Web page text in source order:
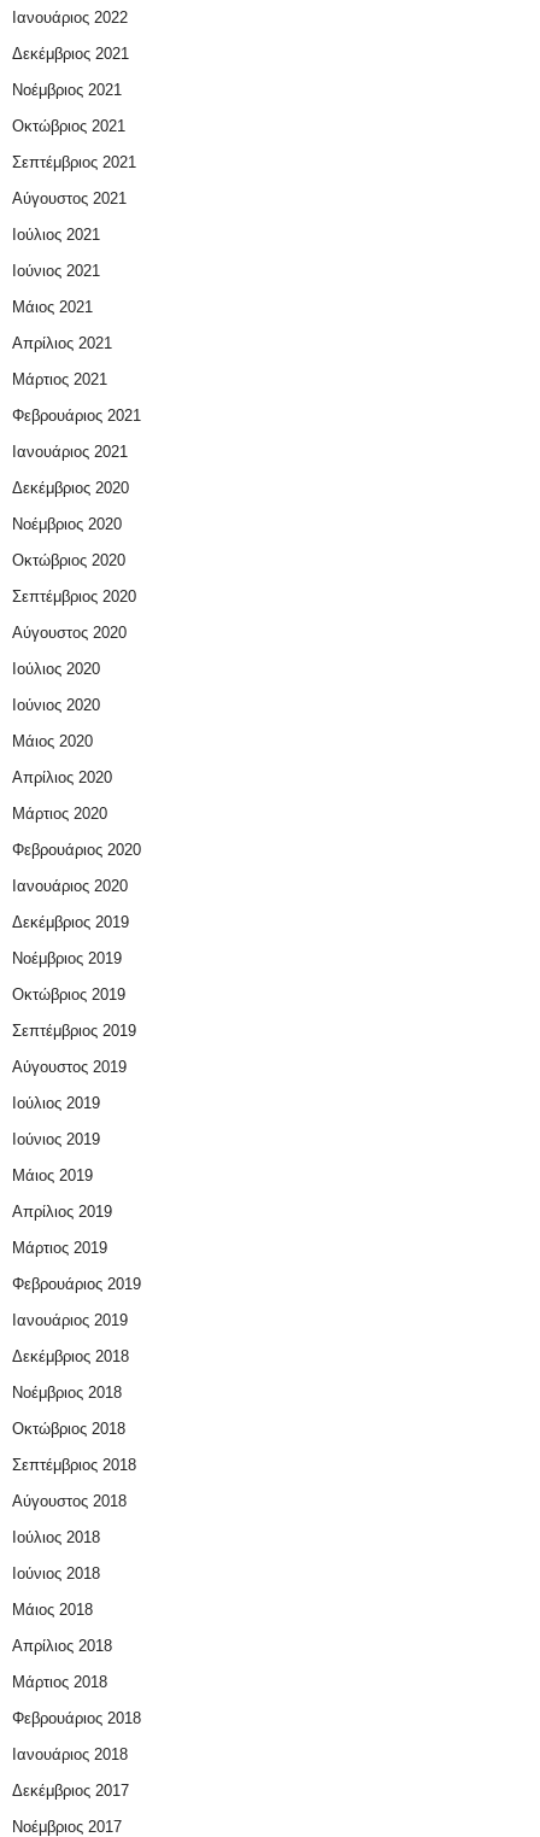
Ιανουάριος 2022
Δεκέμβριος 2021
Νοέμβριος 2021
Οκτώβριος 2021
Σεπτέμβριος 2021
Αύγουστος 2021
Ιούλιος 2021
Ιούνιος 2021
Μάιος 2021
Απρίλιος 2021
Μάρτιος 2021
Φεβρουάριος 2021
Ιανουάριος 2021
Δεκέμβριος 2020
Νοέμβριος 2020
Οκτώβριος 2020
Σεπτέμβριος 2020
Αύγουστος 2020
Ιούλιος 2020
Ιούνιος 2020
Μάιος 2020
Απρίλιος 2020
Μάρτιος 2020
Φεβρουάριος 2020
Ιανουάριος 2020
Δεκέμβριος 2019
Νοέμβριος 2019
Οκτώβριος 2019
Σεπτέμβριος 2019
Αύγουστος 2019
Ιούλιος 2019
Ιούνιος 2019
Μάιος 2019
Απρίλιος 2019
Μάρτιος 2019
Φεβρουάριος 2019
Ιανουάριος 2019
Δεκέμβριος 2018
Νοέμβριος 2018
Οκτώβριος 2018
Σεπτέμβριος 2018
Αύγουστος 2018
Ιούλιος 2018
Ιούνιος 2018
Μάιος 2018
Απρίλιος 2018
Μάρτιος 2018
Φεβρουάριος 2018
Ιανουάριος 2018
Δεκέμβριος 2017
Νοέμβριος 2017